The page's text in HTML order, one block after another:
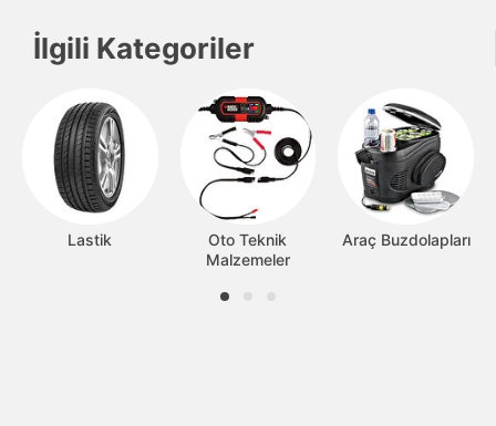
İlgili Kategoriler
Lastik
Oto Teknik
Malzemeler
Araç Buzdolapları